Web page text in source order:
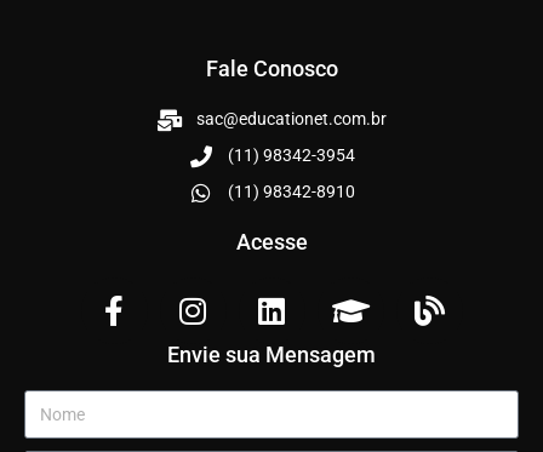
Fale Conosco
sac@educationet.com.br
(11) 98342-3954
(11) 98342-8910
Acesse
Envie sua Mensagem